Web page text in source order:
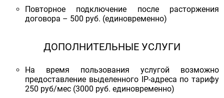
Повторное подключение после расторжения
договора – 500 руб. (единовременно)
ДОПОЛНИТЕЛЬНЫЕ УСЛУГИ
На время пользования услугой возможно
предоставление выделенного IP-адреса по тарифу
250 руб/мес (3000 руб. единовременно)